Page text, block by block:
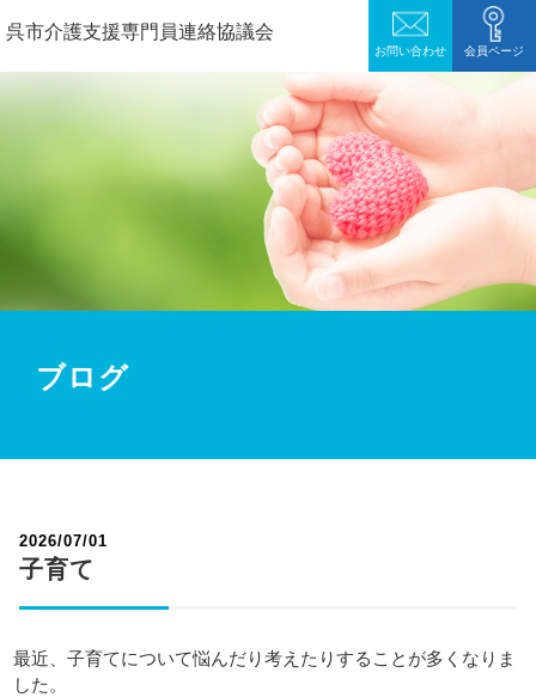
呉市介護支援専門員連絡協議会
お問い合わせ 会員ページ
ブログ
2026/07/01
子育て
最近、子育てについて悩んだり考えたりすることが多くなりま
した。